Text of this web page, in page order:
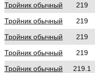
Тройник обычный
219
Тройник обычный
219
Тройник обычный
219
Тройник обычный
219
Тройник обычный
219.1